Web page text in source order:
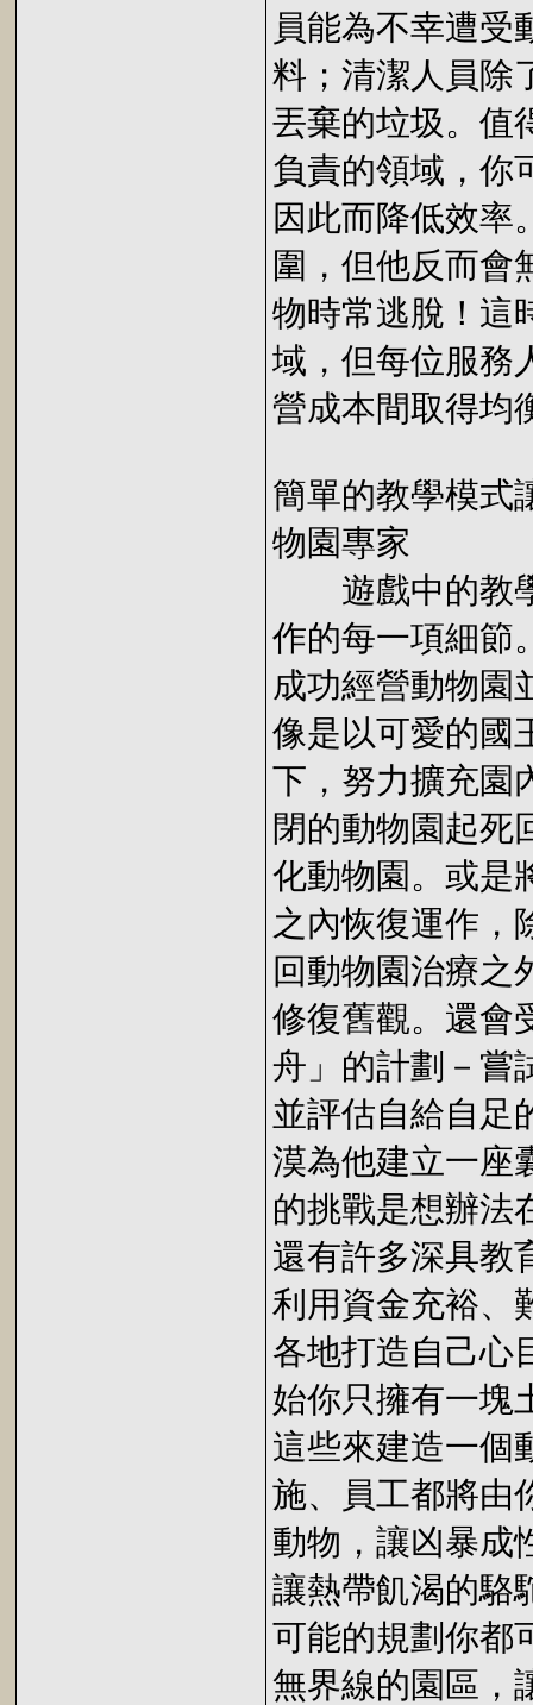
員能為不幸遭受
料；清潔人員除
丟棄的垃圾。值
負責的領域，你
因此而降低效率
圍，但他反而會
物時常逃脫！這
域，但每位服務
營成本間取得均
簡單的教學模式
物園專家
遊戲中的教學
作的每一項細節
成功經營動物園
像是以可愛的國
下，努力擴充園
閉的動物園起死
化動物園。或是
之內恢復運作，
回動物園治療之
修復舊觀。還會
舟」的計劃－嘗
並評估自給自足
漠為他建立一座
的挑戰是想辦法
還有許多深具教
利用資金充裕、
各地打造自己心
始你只擁有一塊
這些來建造一個
施、員工都將由
動物，讓凶暴成
讓熱帶飢渴的駱
可能的規劃你都
無界線的園區，